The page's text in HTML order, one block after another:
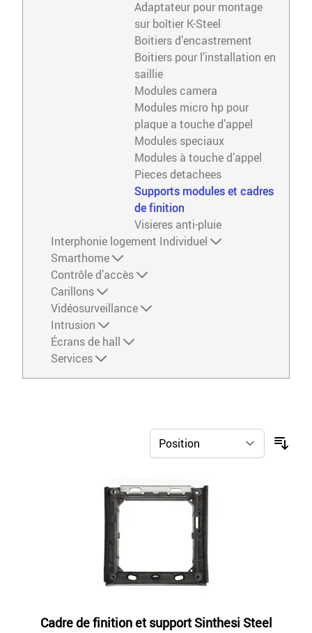
Adaptateur pour montage
sur boîtier K-Steel
Boitiers d’encastrement
Boitiers pour l’installation en
saillie
Modules camera
Modules micro hp pour
plaque a touche d’appel
Modules speciaux
Modules à touche d’appel
Pieces detachees
Supports modules et cadres
de finition
Visieres anti-pluie
Interphonie logement Individuel
Smarthome
Contrôle d’accès
Carillons
Vidéosurveillance
Intrusion
Écrans de hall
Services
Cadre de finition et support Sinthesi Steel